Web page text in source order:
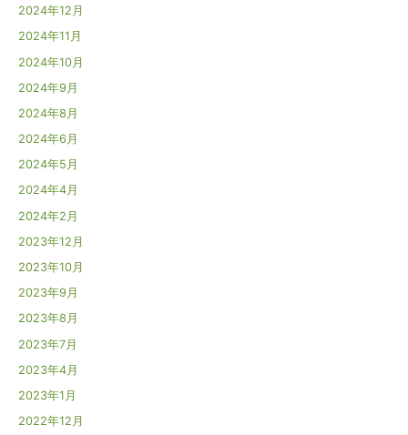
2024年12月
2024年11月
2024年10月
2024年9月
2024年8月
2024年6月
2024年5月
2024年4月
2024年2月
2023年12月
2023年10月
2023年9月
2023年8月
2023年7月
2023年4月
2023年1月
2022年12月